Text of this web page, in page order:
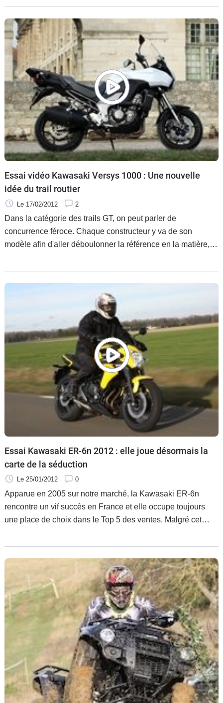
sa ER6 qui monopolise le terrain !
Essai vidéo Kawasaki Versys 1000 : Une nouvelle
idée du trail routier
Le 17/02/2012 2
Dans la catégorie des trails GT, on peut parler de
concurrence féroce. Chaque constructeur y va de son
modèle afin d'aller déboulonner la référence en la matière, la
déambulent déjà dans les rues et très prochainement les
Honda Crosstourer et Triumph Tiger Explorer viendront elles
aussi se frotter les carénages à leurs petits camarades.
Essai Kawasaki ER-6n 2012 : elle joue désormais la
carte de la séduction
Le 25/01/2012 0
Apparue en 2005 sur notre marché, la Kawasaki ER-6n
rencontre un vif succès en France et elle occupe toujours
une place de choix dans le Top 5 des ventes. Malgré cet
nombreuses évolutions. Alors que vaut le cru 2012 ? Simple
restylage ou nouveauté plus profonde ?